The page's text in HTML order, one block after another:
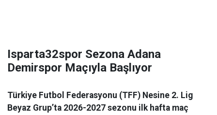
Isparta32spor Sezona Adana
Demirspor Maçıyla Başlıyor
Türkiye Futbol Federasyonu (TFF) Nesine 2. Lig
Beyaz Grup’ta 2026-2027 sezonu ilk hafta maç